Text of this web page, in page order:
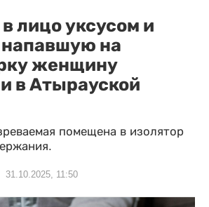
лицо уксусом и
напавшую на
женщину
в Атырауской
помещена в изолятор
31.10.2025, 11:50